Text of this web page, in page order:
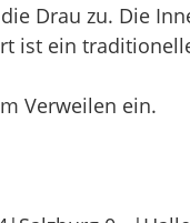
Drau zu. Die
ist ein
Verweilen ein.